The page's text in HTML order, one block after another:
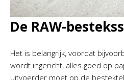
De RAW-
Het is belangrijk, voordat
wordt ingericht, alles goed op
uitvoerder moet op de